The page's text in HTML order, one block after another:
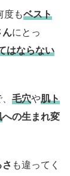
度もベスト
んにとっ
はならない
毛穴や肌ト
への生まれ変
も違ってく